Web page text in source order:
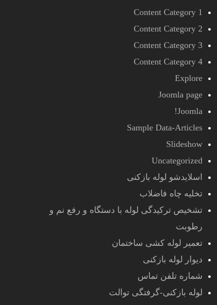
Content Category 1
Content Category 2
Content Category 3
Content Category 4
Explore
Joomla page
Joomla!
Sample Data-Articles
Slideshow
Uncategorized
اسلایدشو لوله بازکنی
تخلیه چاه فاضلاب
تشخیص ترکیدگی لوله با دستگاه و رفع نم و
رطوبت
تعمیر لوله کشی ساختمان
دیوار لوله بازکنی
شماره تلفن تماس
لوله بازکنی-گرفتگی توالت